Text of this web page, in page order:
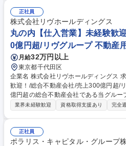
正社員
株式会社リヴホールディングス
丸の内【仕入営業】未経験歓
0億円超/リヴグループ 不動産
月給32万円以上
東京都千代田区
企業名 株式会社リヴホールディングス 求人名 丸の内【仕入営業】未経験
歓迎！/総合不動産会社/売上300億円超/リヴグループ 仕
億円超の総合不動産会社である当グル
し、投資用不動産の土地の仕入から設計
ていただきます！【業務内容】■不動産
関する情報を収集■取得候補となる土地
業界未経験歓迎 資格取得支援あり 完全
正社員
ポラリス・キャピタル・グループ